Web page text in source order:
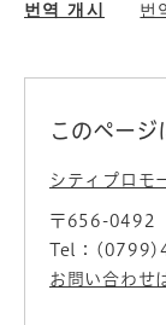
번역 개시 번
このページ
シティプロモ
〒656-0492
Tel：
お問い合わせ